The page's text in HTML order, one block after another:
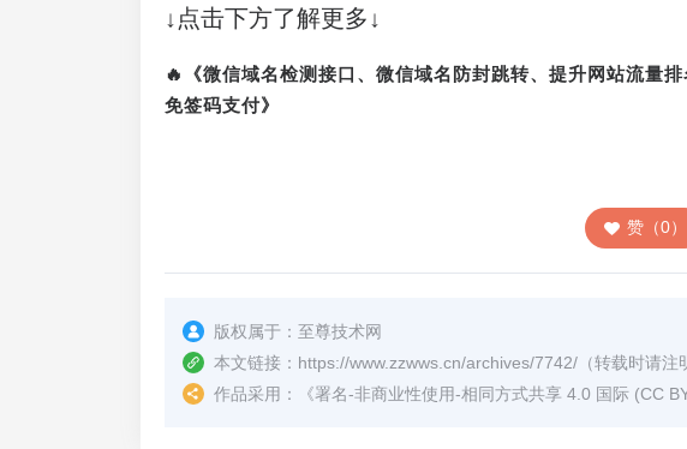
↓点击下方了解更多↓
🔥《微信域名检测接口、微信域名防封跳转、提升网站流量
免签码支付》
赞（0）
版权属于： 至尊技术网
本文链接： https://www.zzwws.cn/archives/7742/ （转载时请注
作品采用：
《署名-非商业性使用-相同方式共享 4.0 国际 (CC